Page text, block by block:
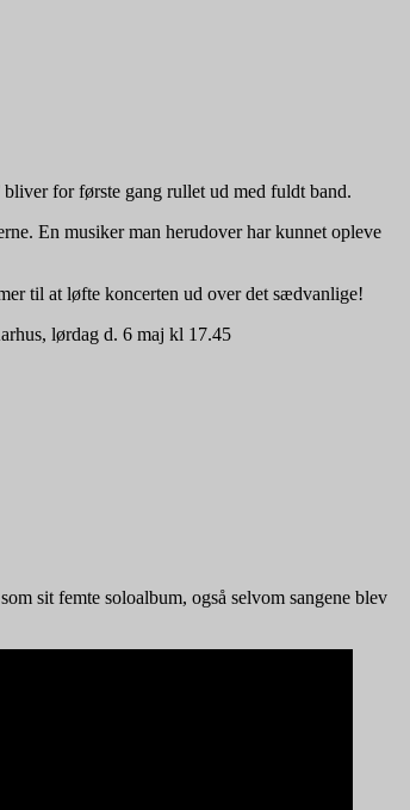
bliver for første gang rullet ud med fuldt band.
En musiker man herudover har kunnet opleve
til at løfte koncerten ud over det sædvanlige!
lørdag d. 6 maj kl 17.45
sit femte soloalbum, også selvom sangene blev